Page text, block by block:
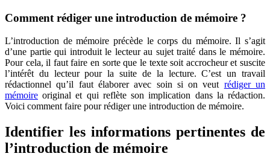
Comment rédiger une introduction de mémoire ?
L’introduction de mémoire précède le corps du mémoire. Il s’agit
d’une partie qui introduit le lecteur au sujet traité dans le mémoire.
Pour cela, il faut faire en sorte que le texte soit accrocheur et suscite
l’intérêt du lecteur pour la suite de la lecture. C’est un travail
rédactionnel qu’il faut élaborer avec soin si on veut rédiger un
mémoire original et qui reflète son implication dans la rédaction.
Voici comment faire pour rédiger une introduction de mémoire.
Identifier les informations pertinentes de
l’introduction de mémoire